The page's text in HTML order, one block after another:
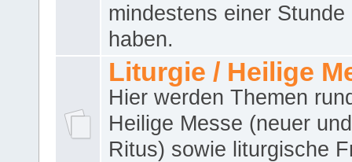
mindestens einer Stunde
haben.
Liturgie / Heilige
Hier werden Themen
Heilige Messe (neuer
Ritus) sowie liturgische